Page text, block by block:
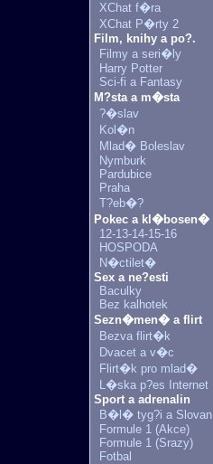
XChat f�ra
XChat P�rty 2
Film, knihy a po?.
Filmy a seri�ly
Harry Potter
Sci-fi a Fantasy
M?sta a m�sta
?�slav
Kol�n
Mlad� Boleslav
Nymburk
Pardubice
Praha
T?eb�?
Pokec a kl�bosen�
12-13-14-15-16
HOSPODA
N�ctilet�
Sex a ne?esti
Baculky
Bez kalhotek
Sezn�men� a flirt
Bezva flirt�k
Dvacet a v�c
Flirt�k pro mlad�
L�ska p?es Internet
Sport a adrenalin
B�l� tyg?i a Slovan
Formule 1 (Akce)
Formule 1 (Srazy)
Fotbal